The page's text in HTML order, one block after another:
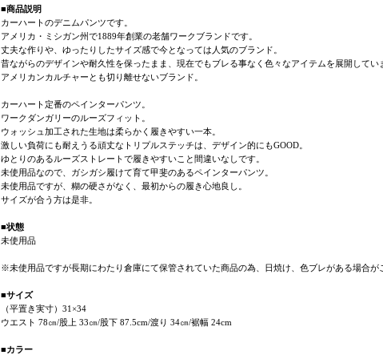
■商品説明
カーハートのデニムパンツです。
アメリカ・ミシガン州で1889年創業の老舗ワークブランドです。
丈夫な作りや、ゆったりしたサイズ感で今となっては人気のブランド。
昔ながらのデザインや耐久性を保ったまま、現在でもブレる事なく色々なアイテムを展開してい
アメリカンカルチャーとも切り離せないブランド。
カーハート定番のペインターパンツ。
ワークダンガリーのルーズフィット。
ウォッシュ加工された生地は柔らかく履きやすい一本。
激しい負荷にも耐えうる頑丈なトリプルステッチは、デザイン的にもGOOD。
ゆとりのあるルーズストレートで履きやすいこと間違いなしです。
未使用品なので、ガシガシ履けて育て甲斐のあるペインターパンツ。
未使用品ですが、糊の硬さがなく、最初からの履き心地良し。
サイズが合う方は是非。
■状態
未使用品
※未使用品ですが長期にわたり倉庫にて保管されていた商品の為、日焼け、色ブレがある場合が
■サイズ
（平置き実寸）31×34
ウエスト 78㎝/股上 33㎝/股下 87.5cm/渡り 34㎝/裾幅 24cm
■カラー